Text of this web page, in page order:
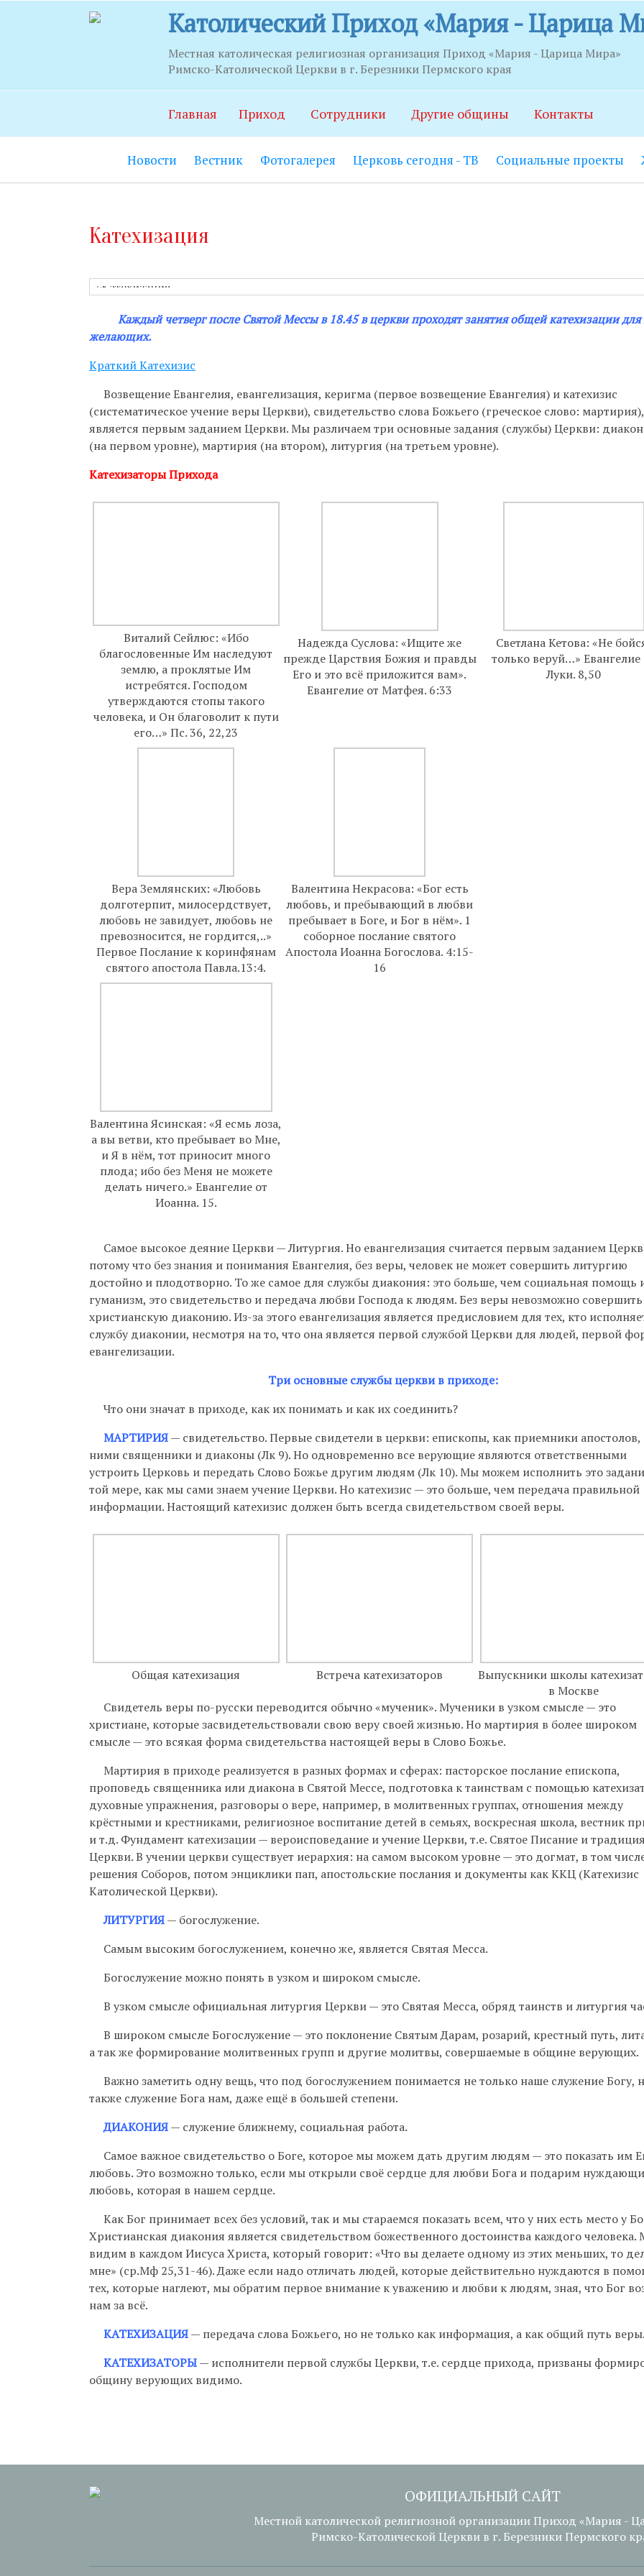
Католический Приход «Мария - Царица
Местная католическая религиозная организация Приход «Мария - Царица Мира»
Римско-Католической Церкви в г. Березники Пермского края
Главная Приход Сотрудники Другие общины Контакты
Новости Вестник Фотогалерея Церковь сегодня - ТВ Социальные проекты
Катехизация
Каждый четверг после Святой Мессы в 18.45 в церкви проходят занятия общей катехизации для
желающих.
Краткий Катехизис
Возвещение Евангелия, евангелизация, керигма (первое возвещение Евангелия) и катехизис
(систематическое учение веры Церкви), свидетельство слова Божьего (греческое слово: мартирия),
является первым заданием Церкви. Мы различаем три основные задания (службы) Церкви:
(на первом уровне), мартирия (на втором), литургия (на третьем уровне).
Катехизаторы Прихода
Виталий Сейлюс: «Ибо
благословенные Им наследуют
землю, а проклятые Им
истребятся. Господом
утверждаются стопы такого
человека, и Он благоволит к пути
его…» Пс. 36, 22,23
Надежда Суслова: «Ищите же
прежде Царствия Божия и правды
Его и это всё приложится вам».
Евангелие от Матфея. 6:33
Светлана Кетова: «Не
только веруй…» Евангелие
Луки. 8,50
Вера Землянских: «Любовь
долготерпит, милосердствует,
любовь не завидует, любовь не
превозносится, не гордится,..»
Первое Послание к коринфянам
святого апостола Павла.13:4.
Валентина Некрасова: «Бог есть
любовь, и пребывающий в любви
пребывает в Боге, и Бог в нём». 1
соборное послание святого
Апостола Иоанна Богослова. 4:15-
16
Валентина Ясинская: «Я есмь лоза,
а вы ветви, кто пребывает во Мне,
и Я в нём, тот приносит много
плода; ибо без Меня не можете
делать ничего.» Евангелие от
Иоанна. 15.
Самое высокое деяние Церкви — Литургия. Но евангелизация считается первым заданием
потому что без знания и понимания Евангелия, без веры, человек не может совершить литургию
достойно и плодотворно. То же самое для службы диакония: это больше, чем социальная помощь
гуманизм, это свидетельство и передача любви Господа к людям. Без веры невозможно совершить
христианскую диаконию. Из-за этого евангелизация является предисловием для тех, кто
службу диаконии, несмотря на то, что она является первой службой Церкви для людей, первой
евангелизации.
Три основные службы церкви в приходе:
Что они значат в приходе, как их понимать и как их соединить?
МАРТИРИЯ— свидетельство. Первые свидетели в церкви: епископы, как приемники апостолов,
ними священники и диаконы (Лк 9). Но одновременно все верующие являются ответственными
устроить Церковь и передать Слово Божье другим людям (Лк 10). Мы можем исполнить это
той мере, как мы сами знаем учение Церкви. Но катехизис — это больше, чем передача правильной
информации. Настоящий катехизис должен быть всегда свидетельством своей веры.
Общая катехизация Встреча катехизаторов
Выпускники школы
в Москве
Свидетель веры по-русски переводится обычно «мученик». Мученики в узком смысле — это
христиане, которые засвидетельствовали свою веру своей жизнью. Но мартирия в более широком
смысле — это всякая форма свидетельства настоящей веры в Слово Божье.
Мартирия в приходе реализуется в разных формах и сферах: пасторское послание епископа,
проповедь священника или диакона в Святой Мессе, подготовка к таинствам с помощью
духовные упражнения, разговоры о вере, например, в молитвенных группах, отношения между
крёстными и крестниками, религиозное воспитание детей в семьях, воскресная школа, вестник
и т.д. Фундамент катехизации — вероисповедание и учение Церкви, т.е. Святое Писание и
Церкви. В учении церкви существует иерархия: на самом высоком уровне — это догмат, в том
решения Соборов, потом энциклики пап, апостольские послания и документы как ККЦ (Катехизис
Католической Церкви).
ЛИТУРГИЯ— богослужение.
Самым высоким богослужением, конечно же, является Святая Месса.
Богослужение можно понять в узком и широком смысле.
В узком смысле официальная литургия Церкви — это Святая Месса, обряд таинств и литургия
В широком смысле Богослужение — это поклонение Святым Дарам, розарий, крестный путь,
а так же формирование молитвенных групп и другие молитвы, совершаемые в общине верующих.
Важно заметить одну вещь, что под богослужением понимается не только наше служение Богу,
также служение Бога нам, даже ещё в большей степени.
ДИАКОНИЯ— служение ближнему, социальная работа.
Самое важное свидетельство о Боге, которое мы можем дать другим людям — это показать им
любовь. Это возможно только, если мы открыли своё сердце для любви Бога и подарим
любовь, которая в нашем сердце.
Как Бог принимает всех без условий, так и мы стараемся показать всем, что у них есть место у
Христианская диакония является свидетельством божественного достоинства каждого
видим в каждом Иисуса Христа, который говорит: «Что вы делаете одному из этих меньших, то
мне» (ср.Мф 25,31-46). Даже если надо отличать людей, которые действительно нуждаются в
тех, которые наглеют, мы обратим первое внимание к уважению и любви к людям, зная, что Бог
нам за всё.
КАТЕХИЗАЦИЯ— передача слова Божьего, но не только как информация, а как общий путь
КАТЕХИЗАТОРЫ— исполнители первой службы Церкви, т.е. сердце прихода, призваны
общину верующих видимо.
ОФИЦИАЛЬНЫЙ САЙТ
Местной католической религиозной организации Приход «Мария -
Римско-Католической Церкви в г. Березники Пермского
Часы приема
Храм:Главный вход на центральной лестнице открыт с 9.00 до 21.00.
Часовня Св.Серафима Саровского:Вход в колокольню с улицы открыт
21.00.
до 20.00.
Гуманитарная помощь: Понедельник и пятница с 13 до 15 часов.
Непрестанное поклонение:
Вы можете выбрать для себя любой час,
телефону 8-961-757-51-14.